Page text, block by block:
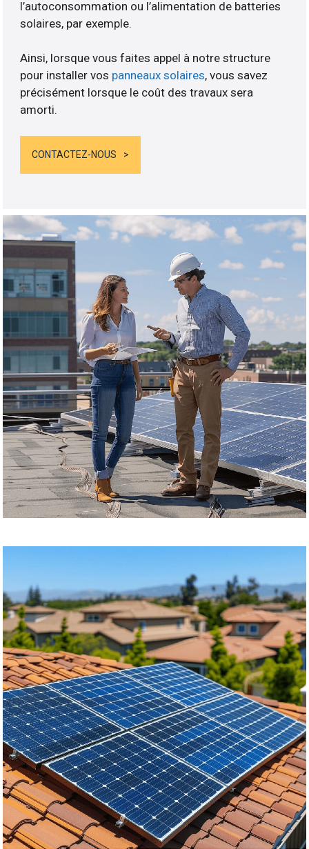
l’autoconsommation ou l’alimentation de batteries
solaires, par exemple.
Ainsi, lorsque vous faites appel à notre structure
pour installer vos panneaux solaires, vous savez
précisément lorsque le coût des travaux sera
amorti.
CONTACTEZ-NOUS